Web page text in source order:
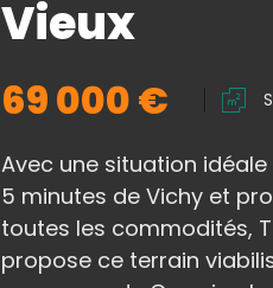
Vieux
69 000 €
Avec une situation
5 minutes de Vichy et
toutes les commodités,
propose ce terrain